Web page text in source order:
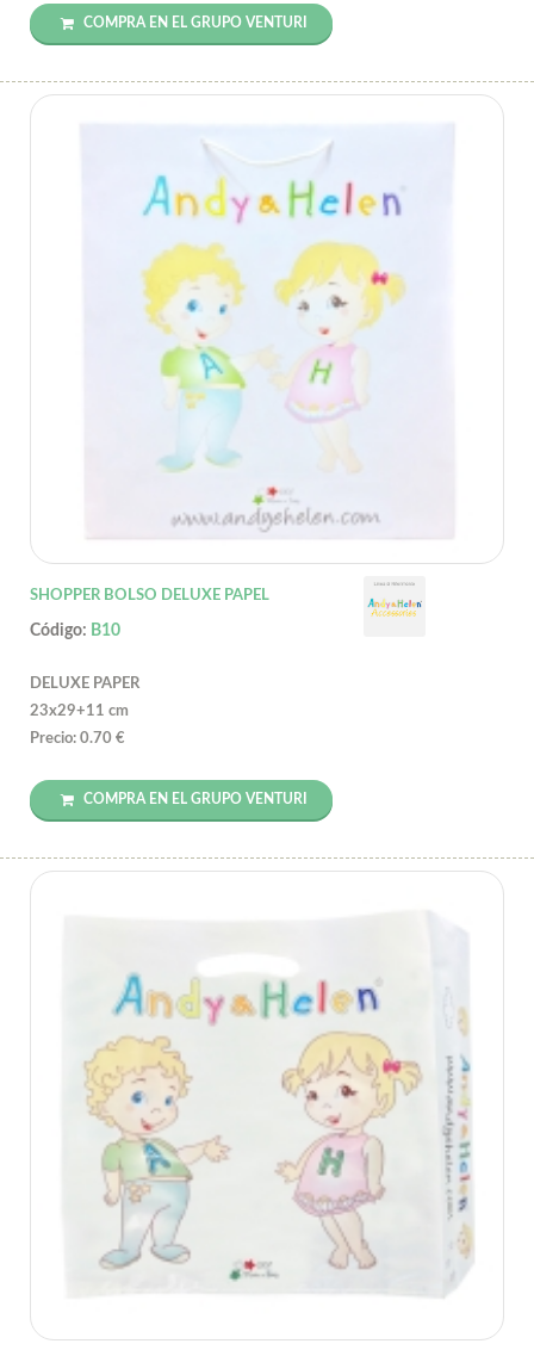
COMPRA EN EL GRUPO VENTURI
SHOPPER BOLSO DELUXE PAPEL
Código: B10
DELUXE PAPER
23x29+11 cm
Precio: 0.70 €
COMPRA EN EL GRUPO VENTURI